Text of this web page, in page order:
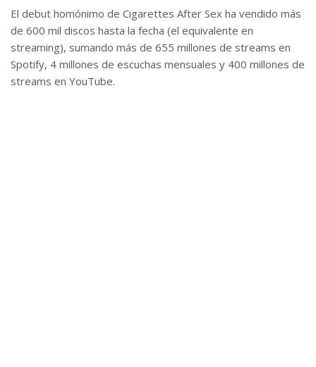
El debut homónimo de Cigarettes After Sex ha vendido más
de 600 mil discos hasta la fecha (el equivalente en
streaming), sumando más de 655 millones de streams en
Spotify, 4 millones de escuchas mensuales y 400 millones de
streams en YouTube.